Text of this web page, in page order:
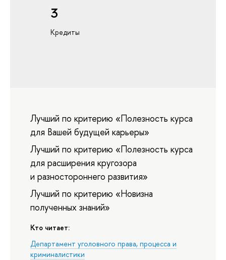
3
Кредиты
Лучший по критерию «Полезность курса
для Вашей будущей карьеры»
Лучший по критерию «Полезность курса
для расширения кругозора
и разностороннего развития»
Лучший по критерию «Новизна
полученных знаний»
Кто читает:
Департамент уголовного права, процесса и
криминалистики